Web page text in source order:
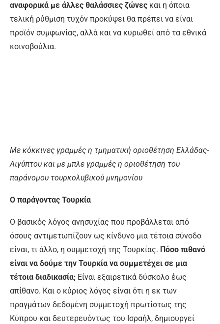
αναφορικά με άλλες θαλάσσιες ζώνες και η όποια
τελική ρύθμιση τυχόν προκύψει θα πρέπει να είναι
προϊόν συμφωνίας, αλλά και να κυρωθεί από τα εθνικά
κοινοβούλια.
Με κόκκινες γραμμές η τμηματική οριοθέτηση Ελλάδας-
Αιγύπτου και με μπλε γραμμές η οριοθέτηση του
παράνομου τουρκολυβικού μνημονίου
Ο παράγοντας Τουρκία
Ο βασικός λόγος ανησυχίας που προβάλλεται από
όσους αντιμετωπίζουν ως κίνδυνο μια τέτοια σύνοδο
είναι, τι άλλο, η συμμετοχή της Τουρκίας. Πόσο πιθανό
είναι να δούμε την Τουρκία να συμμετέχει σε μια
τέτοια διαδικασία; Είναι εξαιρετικά δύσκολο έως
απίθανο. Και ο κύριος λόγος είναι ότι η εκ των
πραγμάτων δεδομένη συμμετοχή πρωτίστως της
Κύπρου και δευτερευόντως του Ισραήλ, δημιουργεί